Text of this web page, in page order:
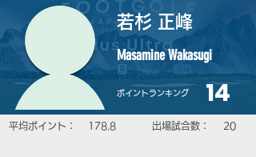
若杉 正峰
Masamine Wakasugi
​ポイントランキング 14
平均ポイント： 178.8 ​出場試合数： 20